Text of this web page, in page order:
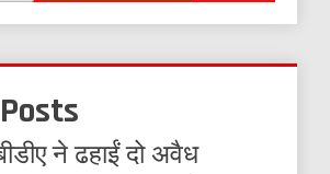
ने ढहाईं दो अवैध